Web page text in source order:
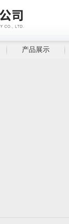
产品展示